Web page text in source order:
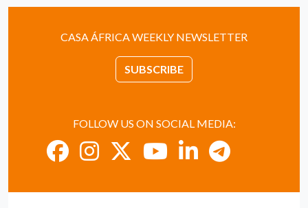
CASA ÁFRICA WEEKLY NEWSLETTER
SUBSCRIBE
FOLLOW US ON SOCIAL MEDIA: